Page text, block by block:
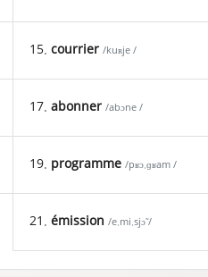
15. courrier /kuʀje /
17. abonner /abɔne /
19. programme /pʁɔ.ɡʁam /
21. émission /e.mi.sjɔ̃ /